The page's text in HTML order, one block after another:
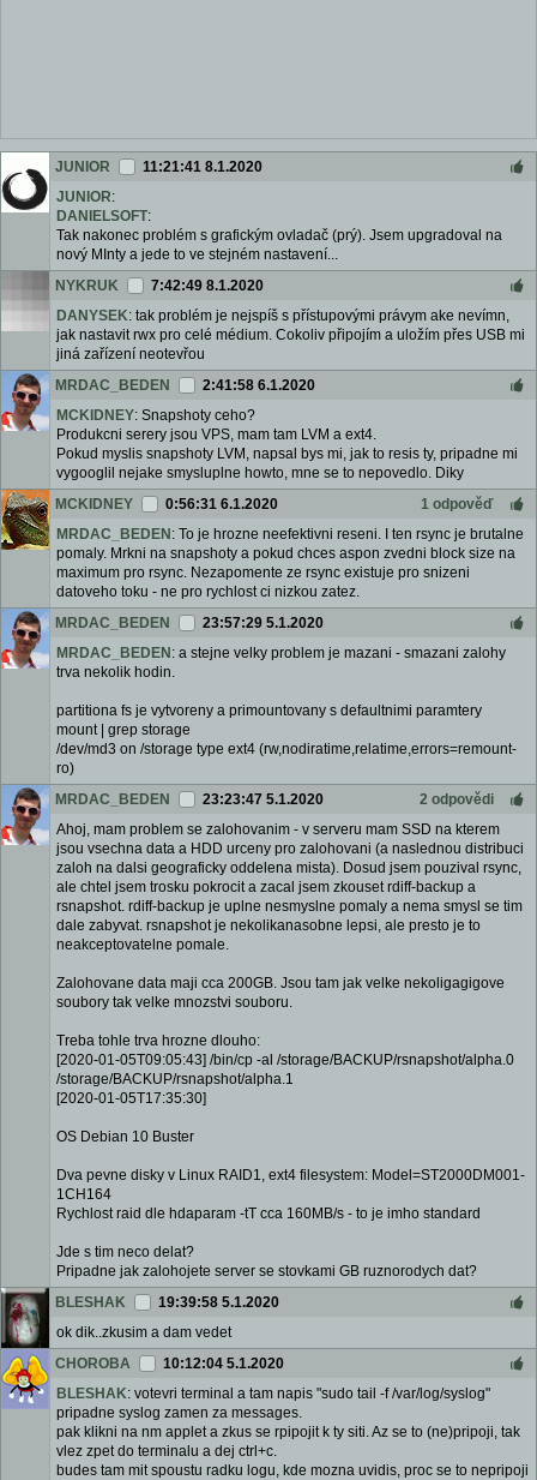
JUNIOR
11:21:41 8.1.2020
JUNIOR:
DANIELSOFT:
Tak nakonec problém s grafickým ovladač (prý). Jsem upgradoval na
nový MInty a jede to ve stejném nastavení...
NYKRUK
7:42:49 8.1.2020
DANYSEK: tak problém je nejspíš s přístupovými právym ake nevímn,
jak nastavit rwx pro celé médium. Cokoliv připojím a uložím přes USB mi
jiná zařízení neotevřou
MRDAC_BEDEN
2:41:58 6.1.2020
MCKIDNEY: Snapshoty ceho?
Produkcni serery jsou VPS, mam tam LVM a ext4.
Pokud myslis snapshoty LVM, napsal bys mi, jak to resis ty, pripadne mi
vygooglil nejake smysluplne howto, mne se to nepovedlo. Diky
MCKIDNEY
0:56:31 6.1.2020
1 odpověď
MRDAC_BEDEN : To je hrozne neefektivni reseni. I ten rsync je brutalne
pomaly. Mrkni na snapshoty a pokud chces aspon zvedni block size na
maximum pro rsync. Nezapomente ze rsync existuje pro snizeni
datoveho toku - ne pro rychlost ci nizkou zatez.
MRDAC_BEDEN
23:57:29 5.1.2020
MRDAC_BEDEN : a stejne velky problem je mazani - smazani zalohy
trva nekolik hodin.
partitiona fs je vytvoreny a primountovany s defaultnimi paramtery
mount | grep storage
/dev/md3 on /storage type ext4 (rw,nodiratime,relatime,errors=remount-
ro)
MRDAC_BEDEN
23:23:47 5.1.2020
2 odpovědi
Ahoj, mam problem se zalohovanim - v serveru mam SSD na kterem
jsou vsechna data a HDD urceny pro zalohovani (a naslednou distribuci
zaloh na dalsi geograficky oddelena mista). Dosud jsem pouzival rsync,
ale chtel jsem trosku pokrocit a zacal jsem zkouset rdiff-backup a
rsnapshot. rdiff-backup je uplne nesmyslne pomaly a nema smysl se tim
dale zabyvat. rsnapshot je nekolikanasobne lepsi, ale presto je to
neakceptovatelne pomale.
Zalohovane data maji cca 200GB. Jsou tam jak velke nekoligagigove
soubory tak velke mnozstvi souboru.
Treba tohle trva hrozne dlouho:
[2020-01-05T09:05:43] /bin/cp -al /storage/BACKUP/rsnapshot/alpha.0
/storage/BACKUP/rsnapshot/alpha.1
[2020-01-05T17:35:30]
OS Debian 10 Buster
Dva pevne disky v Linux RAID1, ext4 filesystem: Model=ST2000DM001-
1CH164
Rychlost raid dle hdaparam -tT cca 160MB/s - to je imho standard
Jde s tim neco delat?
Pripadne jak zalohojete server se stovkami GB ruznorodych dat?
BLESHAK
19:39:58 5.1.2020
ok dik..zkusim a dam vedet
CHOROBA
10:12:04 5.1.2020
BLESHAK: votevri terminal a tam napis "sudo tail -f /var/log/syslog"
pripadne syslog zamen za messages.
pak klikni na nm applet a zkus se rpipojit k ty siti. Az se to (ne)pripoji, tak
vlez zpet do terminalu a dej ctrl+c.
budes tam mit spoustu radku logu, kde mozna uvidis, proc se to nepripoji